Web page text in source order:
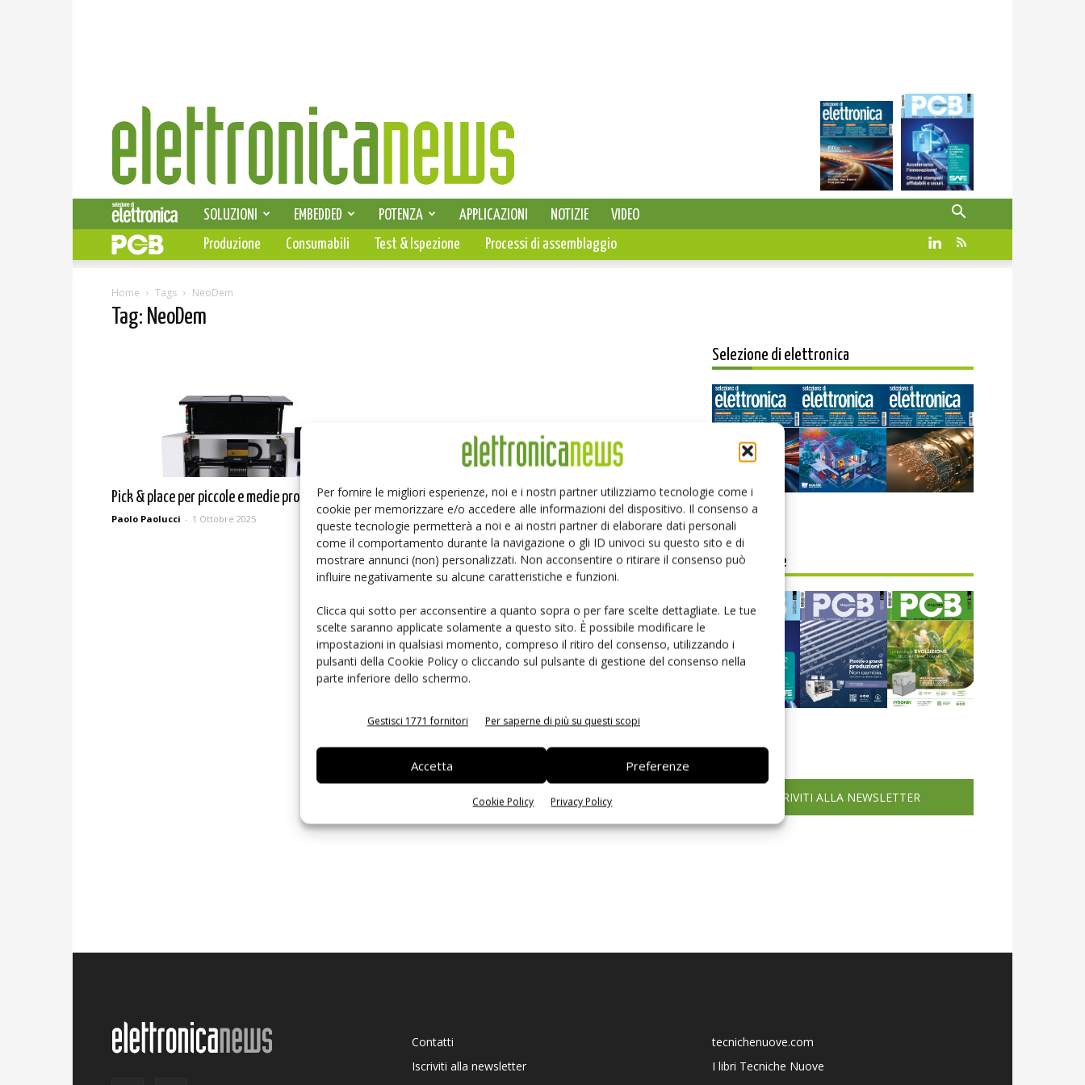
Per fornire le migliori esperienze, noi e i nostri partner utilizziamo tecnologie come i
cookie per memorizzare e/o accedere alle informazioni del dispositivo. Il consenso a
queste tecnologie permetterà a noi e ai nostri partner di elaborare dati personali
come il comportamento durante la navigazione o gli ID univoci su questo sito e di
mostrare annunci (non) personalizzati. Non acconsentire o ritirare il consenso può
influire negativamente su alcune caratteristiche e funzioni.
Clicca qui sotto per acconsentire a quanto sopra o per fare scelte dettagliate. Le tue
scelte saranno applicate solamente a questo sito. È possibile modificare le
impostazioni in qualsiasi momento, compreso il ritiro del consenso, utilizzando i
pulsanti della Cookie Policy o cliccando sul pulsante di gestione del consenso nella
parte inferiore dello schermo.
Gestisci 1771 fornitori Per saperne di più su questi scopi
Accetta Preferenze
Cookie Policy Privacy Policy
Elettronica
News
SELEZIONE DI ELETTRONICA
SOLUZIONI EMBEDDED POTENZA APPLICAZIONI NOTIZIE
VIDEO
PCB
Produzione Consumabili Test & Ispezione Processi di assemblaggio
Home Tags NeoDem
Tag: NeoDem
Pick & place per piccole e medie produzioni
Paolo Paolucci - 1 Ottobre 2025
Selezione di elettronica
Edicola web
PCB Magazine
ISCRIVITI ALLA NEWSLETTER
Contatti
Iscriviti alla newsletter
tecnichenuove.com
I libri Tecniche Nuove